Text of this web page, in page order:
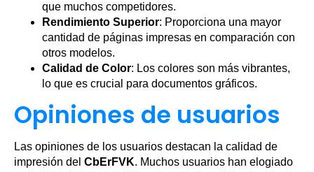
que muchos competidores.
Rendimiento Superior: Proporciona una mayor
cantidad de páginas impresas en comparación con
otros modelos.
Calidad de Color: Los colores son más vibrantes,
lo que es crucial para documentos gráficos.
Opiniones de usuarios
Las opiniones de los usuarios destacan la calidad de
impresión del CbErFVK. Muchos usuarios han elogiado